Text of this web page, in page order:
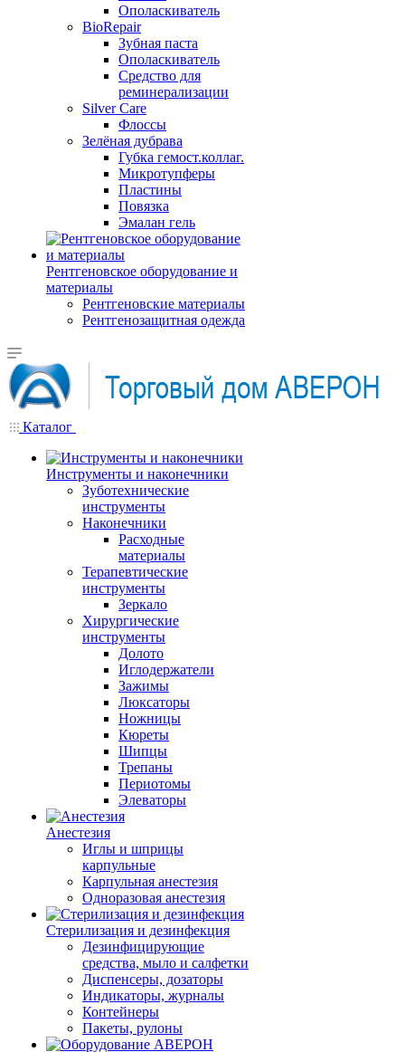
Ополаскиватель
BioRepair
Зубная паста
Ополаскиватель
Средство для
реминерализации
Silver Care
Флоссы
Зелёная дубрава
Губка гемост.коллаг.
Микротупферы
Пластины
Повязка
Эмалан гель
Рентгеновское оборудование и
материалы
Рентгеновские материалы
Рентгенозащитная одежда
Каталог
Инструменты и наконечники
Зуботехнические
инструменты
Наконечники
Расходные
материалы
Терапевтические
инструменты
Зеркало
Хирургические
инструменты
Долото
Иглодержатели
Зажимы
Люксаторы
Ножницы
Кюреты
Шипцы
Трепаны
Периотомы
Элеваторы
Анестезия
Иглы и шприцы
карпульные
Карпульная анестезия
Одноразовая анестезия
Стерилизация и дезинфекция
Дезинфицирующие
средства, мыло и салфетки
Диспенсеры, дозаторы
Индикаторы, журналы
Контейнеры
Пакеты, рулоны